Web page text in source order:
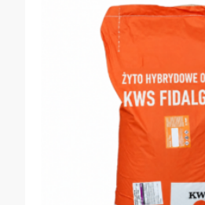
brak w magazynie